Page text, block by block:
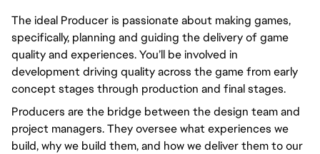
The ideal Producer is passionate about making games,
specifically, planning and guiding the delivery of game
quality and experiences. You’ll be involved in
development driving quality across the game from early
concept stages through production and final stages.
Producers are the bridge between the design team and
project managers. They oversee what experiences we
build, why we build them, and how we deliver them to our